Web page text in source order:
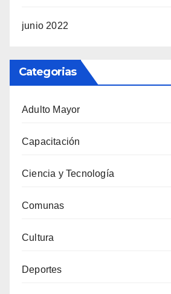
junio 2022
Categorias
Adulto Mayor
Capacitación
Ciencia y Tecnología
Comunas
Cultura
Deportes